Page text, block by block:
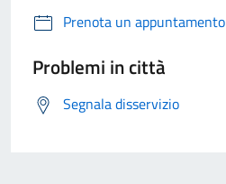
Prenota un appuntamento
Problemi in città
Segnala disservizio